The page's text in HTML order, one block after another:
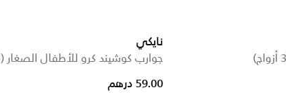
نايكي
جوارب كوشيند كرو للأطفال الصغار (3 أزواج)
59.00 درهم